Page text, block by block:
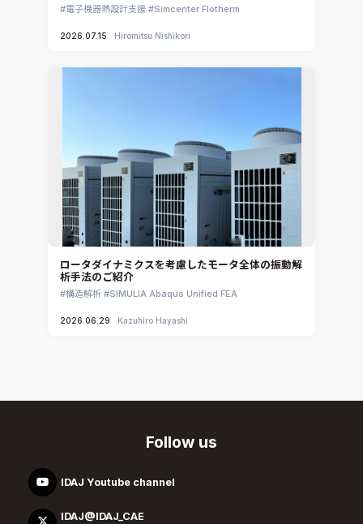
電子機器熱設計支援 Simcenter Flotherm
2026.07.15 Hiromitsu Nishikori
ロータダイナミクスを考慮したモータ全体の振動解
析手法のご紹介
構造解析 SIMULIA Abaqus Unified FEA
2026.06.29 Kazuhiro Hayashi
Follow us
IDAJ Youtube channel
IDAJ@IDAJ_CAE